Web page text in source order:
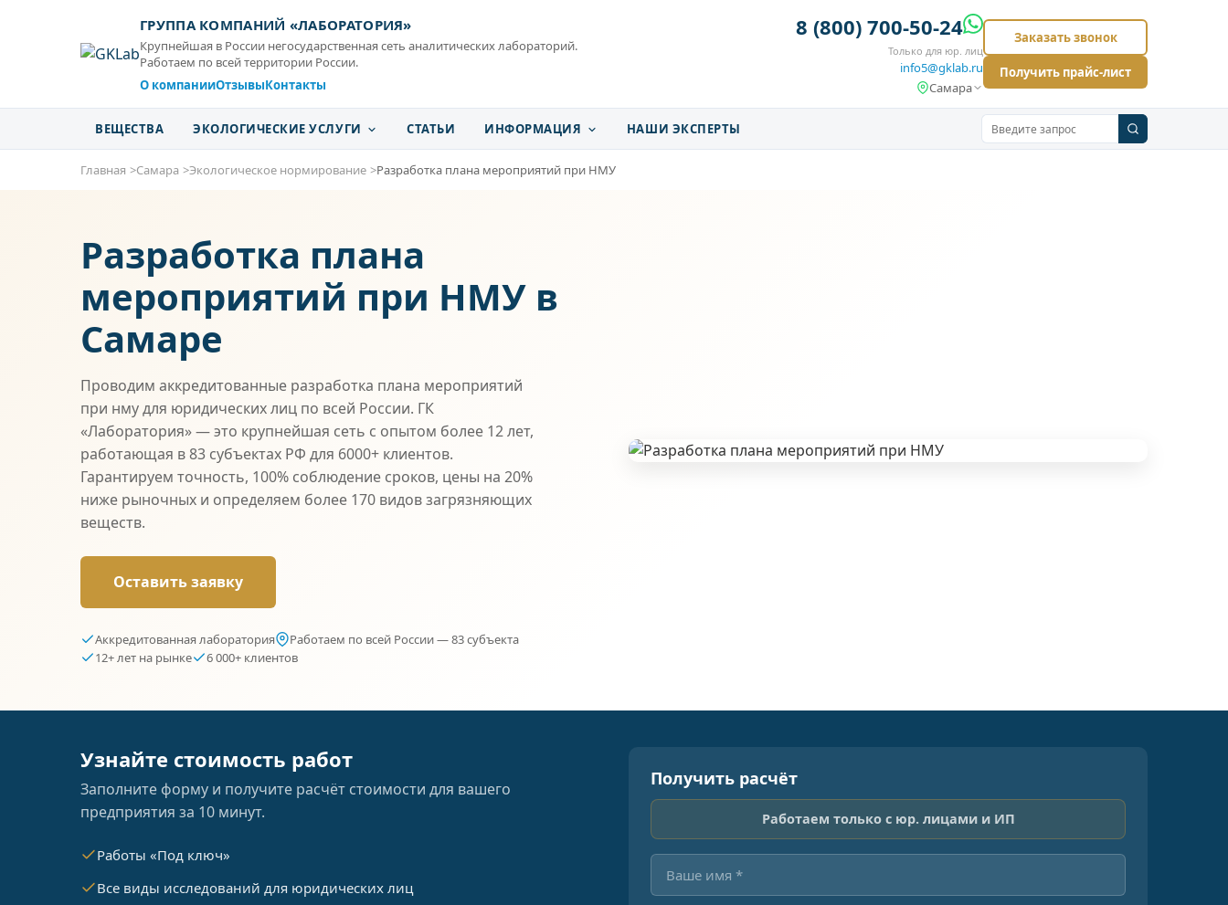
ГРУППА КОМПАНИЙ «ЛАБОРАТОРИЯ»
Крупнейшая в России негосударственная сеть аналитических лабораторий.
Работаем по всей территории России.
О компанииОтзывыКонтакты
8 (800) 700-50-24
Только для юр. лиц
info5@gklab.ru
Самара
Заказать звонок
Получить прайс-лист
ВЕЩЕСТВА ЭКОЛОГИЧЕСКИЕ УСЛУГИ СТАТЬИ ИНФОРМАЦИЯ НАШИ ЭКСПЕРТЫ
Главная Самара Экологическое нормирование Разработка плана мероприятий при НМУ
Разработка плана
мероприятий при НМУ в
Самаре
Проводим аккредитованные разработка плана мероприятий
при нму для юридических лиц по всей России. ГК
«Лаборатория» — это крупнейшая сеть с опытом более 12 лет,
работающая в 83 субъектах РФ для 6000+ клиентов.
Гарантируем точность, 100% соблюдение сроков, цены на 20%
ниже рыночных и определяем более 170 видов загрязняющих
веществ.
Оставить заявку
Аккредитованная лаборатория
Работаем по всей России — 83 субъекта
12+ лет на рынке
6 000+ клиентов
Узнайте стоимость работ
Заполните форму и получите расчёт стоимости для вашего
предприятия за 10 минут.
Работы «Под ключ»
Все виды исследований для юридических лиц
Получить расчёт
Работаем только с юр. лицами и ИП